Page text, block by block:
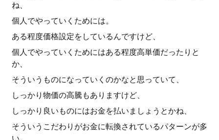
ね、
個人でやっていくためには。
ある程度価格設定をしているんですけど、
個人でやっていくためにはある程度高単価だったりと
か、
そういうものになっていくのかなと思っていて、
しっかり物価の高騰もありますけど、
しっかり良いものにはお金を払いましょうとかね、
そういうこだわりがお金に転換されているパターンが多